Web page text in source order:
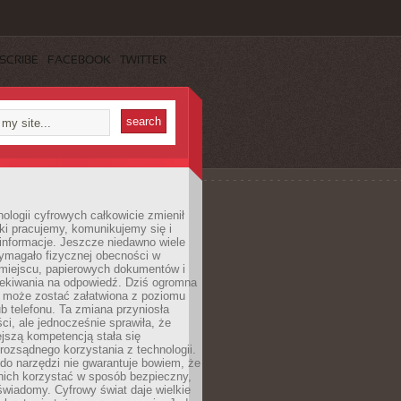
FACEBOOK TWITTER
cyfrowych całkowicie zmienił
pracujemy, komunikujemy się i
Jeszcze niedawno wiele
fizycznej obecności w
papierowych dokumentów i
na odpowiedź. Dziś ogromna
zostać załatwiona z poziomu
telefonu. Ta zmiana przyniosła
ale jednocześnie sprawiła, że
kompetencją stała się
korzystania z technologii.
narzędzi nie gwarantuje bowiem, że
korzystać w sposób bezpieczny,
Cyfrowy świat daje wielkie